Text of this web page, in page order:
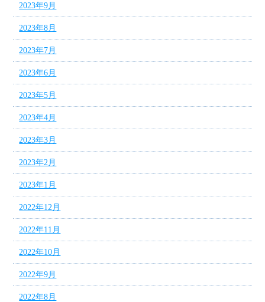
2023年9月
2023年8月
2023年7月
2023年6月
2023年5月
2023年4月
2023年3月
2023年2月
2023年1月
2022年12月
2022年11月
2022年10月
2022年9月
2022年8月